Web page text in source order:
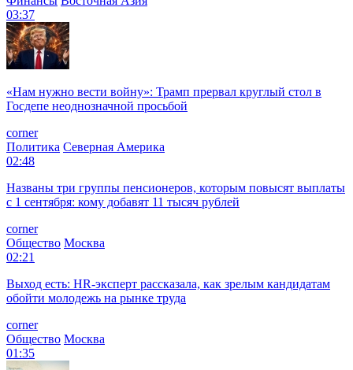
03:37
«Нам нужно вести войну»: Трамп прервал круглый стол в
Госдепе неоднозначной просьбой
corner
Политика Северная Америка
02:48
Названы три группы пенсионеров, которым повысят выплаты
с 1 сентября: кому добавят 11 тысяч рублей
corner
Общество Москва
02:21
Выход есть: HR-эксперт рассказала, как зрелым кандидатам
обойти молодежь на рынке труда
corner
Общество Москва
01:35